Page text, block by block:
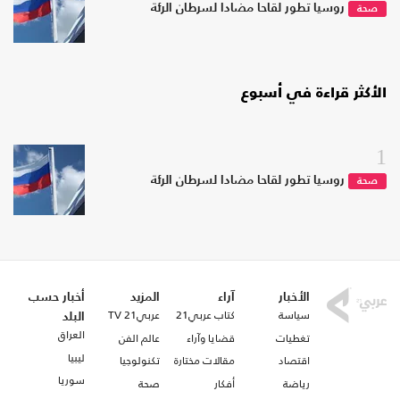
صحة روسيا تطور لقاحا مضادا لسرطان الرئة
الأكثر قراءة في أسبوع
1
صحة روسيا تطور لقاحا مضادا لسرطان الرئة
الأخبار
سياسة
تغطيات
اقتصاد
رياضة
آراء
كتاب عربي21
قضايا وآراء
مقالات مختارة
أفكار
المزيد
عربي21 TV
عالم الفن
تكنولوجيا
صحة
أخبار حسب
البلد
العراق
ليبيا
سوريا